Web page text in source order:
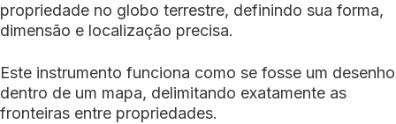
propriedade no globo terrestre, definindo sua forma,
dimensão e localização precisa.
Este instrumento funciona como se fosse um desenho
dentro de um mapa, delimitando exatamente as
fronteiras entre propriedades.